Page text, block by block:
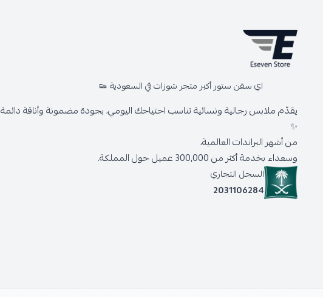
اي سفن ستور أكبر متجر شوزات في السعودية 👟
يقدّم ملابس رجالية ونسائية تناسب احتياجك اليومي، بجودة مضمونة وأناقة دائمة
✨
من أشهر البراندات العالمية،
وسعداء بخدمة أكثر من 300,000 عميل حول المملكة.
السجل التجاري
2031106284